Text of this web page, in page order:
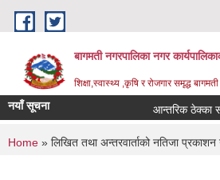
Skip to main content
बागमती नगरपालिका नगर
शिक्षा,स्वास्थ्य ,कृषि र रोजगार समृद्ध बागमती
नयाँ सूचना आन्तरिक ठेक्का
You are here
Home » लिखित तथा अन्तरवार्ताको नतिजा प्रकाशन